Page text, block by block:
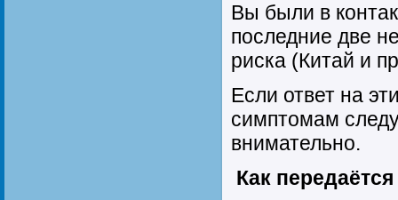
Вы были в
последние две
риска (Китай и
Если ответ на
симптомам
внимательно.
Как